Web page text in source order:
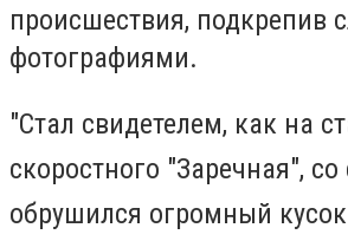
происшествия, подкрепив
фотографиями.
"Стал свидетелем, как на
скоростного "Заречная", со
обрушился огромный кусок